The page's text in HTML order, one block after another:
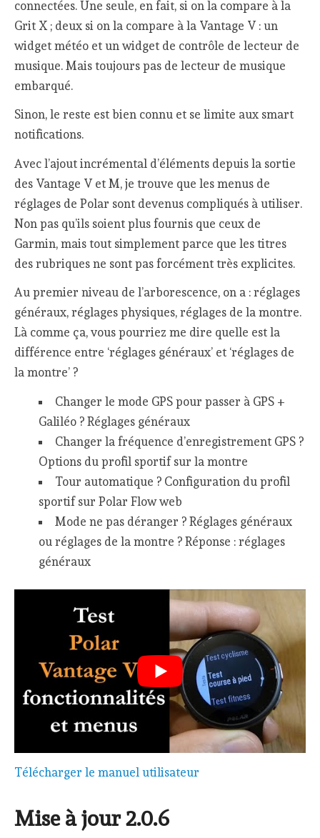
connectées. Une seule, en fait, si on la compare à la
Grit X ; deux si on la compare à la Vantage V : un
widget météo et un widget de contrôle de lecteur de
musique. Mais toujours pas de lecteur de musique
embarqué.
Sinon, le reste est bien connu et se limite aux smart
notifications.
Avec l’ajout incrémental d’éléments depuis la sortie
des Vantage V et M, je trouve que les menus de
réglages de Polar sont devenus compliqués à utiliser.
Non pas qu’ils soient plus fournis que ceux de
Garmin, mais tout simplement parce que les titres
des rubriques ne sont pas forcément très explicites.
Au premier niveau de l’arborescence, on a : réglages
généraux, réglages physiques, réglages de la montre.
Là comme ça, vous pourriez me dire quelle est la
différence entre ‘réglages généraux’ et ‘réglages de
la montre’ ?
Changer le mode GPS pour passer à GPS +
Galiléo ? Réglages généraux
Changer la fréquence d’enregistrement GPS ?
Options du profil sportif sur la montre
Tour automatique ? Configuration du profil
sportif sur Polar Flow web
Mode ne pas déranger ? Réglages généraux
ou réglages de la montre ? Réponse : réglages
généraux
Télécharger le manuel utilisateur
Mise à jour 2.0.6